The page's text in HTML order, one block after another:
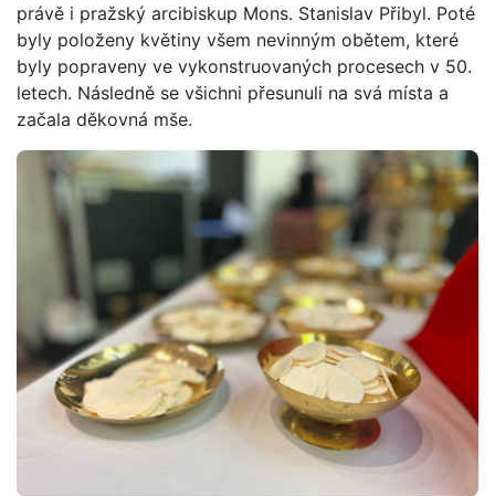
právě i pražský arcibiskup Mons. Stanislav Přibyl. Poté
byly položeny květiny všem nevinným obětem, které
byly popraveny ve vykonstruovaných procesech v 50.
letech. Následně se všichni přesunuli na svá místa a
začala děkovná mše.